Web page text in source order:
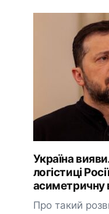
Україна
логістиці
асиметричну
Про такий